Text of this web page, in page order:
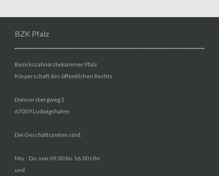
BZK Pfalz
Bezirkszahnärztekammer Pfalz
Körperschaft des öffentlichen Rechts
Donnersbergweg 2
67059 Ludwigshafen
Die Geschäftszeiten sind:
Mo. - Do. von 09.00 bis 16.00 Uhr
und